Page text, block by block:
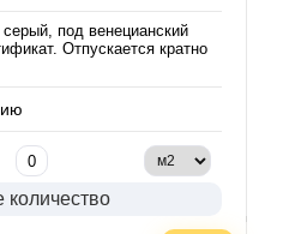
под венецианский
Отпускается кратно
количество